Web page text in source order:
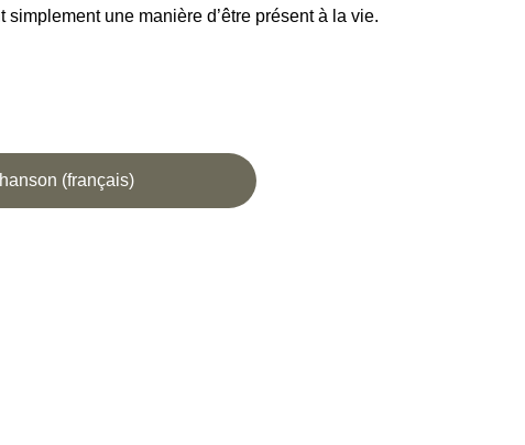
simplement une manière d’être présent à la vie.
(français)